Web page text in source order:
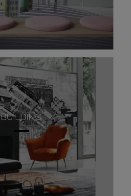
BUILDING